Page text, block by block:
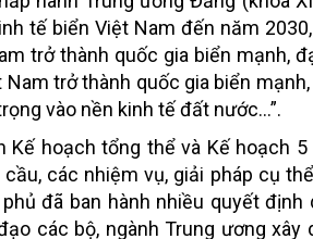
tế biển Việt Nam đến năm
trở thành quốc gia biển mạnh,
trở thành quốc gia biển
vào nền kinh tế đất nước...”.
hoạch tổng thể và Kế hoạch 5
các nhiệm vụ, giải pháp cụ
đã ban hành nhiều quyết định
các bộ, ngành Trung ương xây